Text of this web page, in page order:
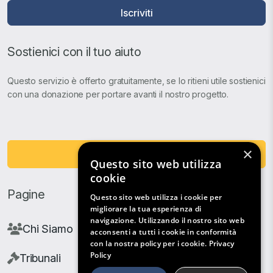
Iscriviti
Sostienici con il tuo aiuto
Questo servizio è offerto gratuitamente, se lo ritieni utile sostienici
con una donazione per portare avanti il nostro progetto.
Pagine
Chi Siamo
Tribunali
×
Questo sito web utilizza
cookie
Questo sito web utilizza i cookie per
migliorare la tua esperienza di
navigazione. Utilizzando il nostro sito web
acconsenti a tutti i cookie in conformità
con la nostra policy per i cookie. Privacy
Policy